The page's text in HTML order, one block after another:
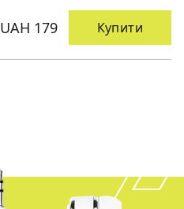
UAH 179 Купити